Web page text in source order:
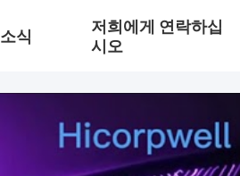
소식
저희에게 연락하십
시오